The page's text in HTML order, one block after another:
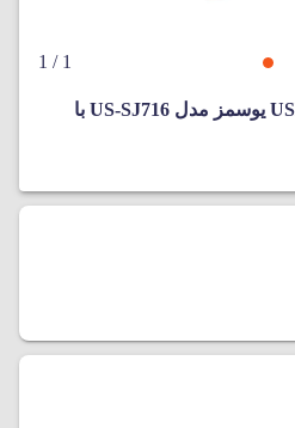
1
/ 1
کابل شارژ USB-C to USB-C یوسمز مدل US-SJ716 با